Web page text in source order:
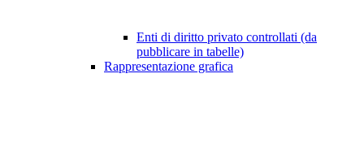
Enti di diritto privato controllati (da
pubblicare in tabelle)
Rappresentazione grafica